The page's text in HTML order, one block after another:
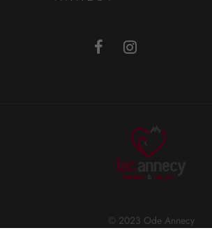
© 2023 Ode Annecy